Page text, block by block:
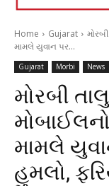
Home Gujarat
મામલે યુવાન પર...
Gujarat Morbi News
મોરબી
મામલે
હુમલો,